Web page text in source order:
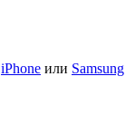
iPhone или Samsung